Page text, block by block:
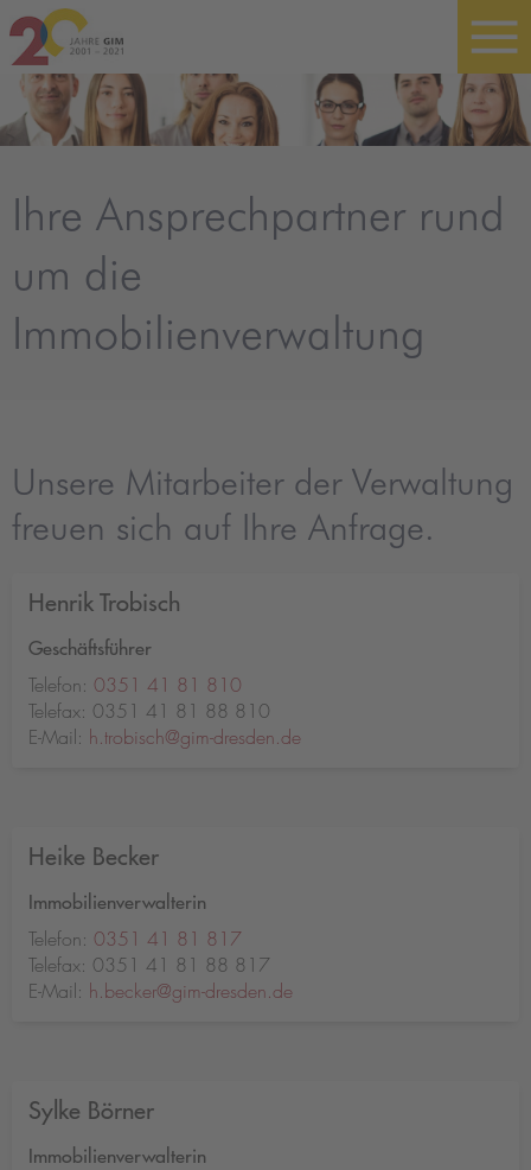
Ihre Ansprechpartner rund
um die
Immobilienverwaltung
Unsere Mitarbeiter der Verwaltung
freuen sich auf Ihre Anfrage.
Henrik Trobisch
Geschäftsführer
Telefon: 0351 41 81 810
Telefax: 0351 41 81 88 810
E-Mail: h.trobisch@gim-dresden.de
Heike Becker
Immobilienverwalterin
Telefon: 0351 41 81 817
Telefax: 0351 41 81 88 817
E-Mail: h.becker@gim-dresden.de
Sylke Börner
Immobilienverwalterin